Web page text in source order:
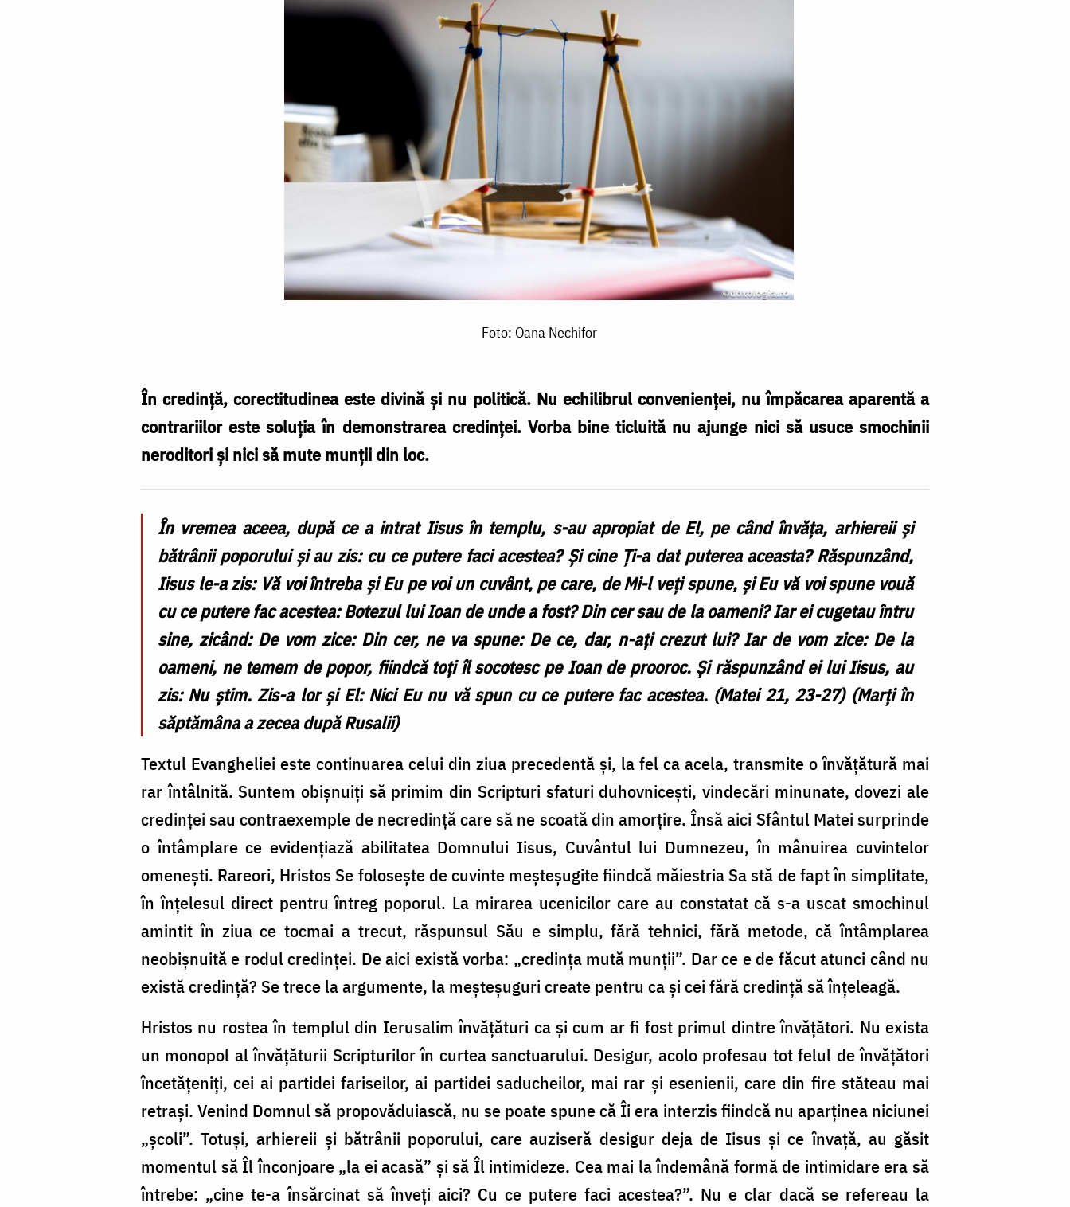
Foto: Oana Nechifor
În credință, corectitudinea este divină și nu politică. Nu echilibrul convenienței, nu împăcarea aparentă a
contrariilor este soluția în demonstrarea credinței. Vorba bine ticluită nu ajunge nici să usuce smochinii
neroditori și nici să mute munții din loc.
În vremea aceea, după ce a intrat Iisus în templu, s-au apropiat de El, pe când învăţa, arhiereii şi
bătrânii poporului şi au zis: cu ce putere faci acestea? Şi cine Ţi-a dat puterea aceasta? Răspunzând,
Iisus le-a zis: Vă voi întreba şi Eu pe voi un cuvânt, pe care, de Mi-l veţi spune, şi Eu vă voi spune vouă
cu ce putere fac acestea: Botezul lui Ioan de unde a fost? Din cer sau de la oameni? Iar ei cugetau întru
sine, zicând: De vom zice: Din cer, ne va spune: De ce, dar, n-aţi crezut lui? Iar de vom zice: De la
oameni, ne temem de popor, fiindcă toţi îl socotesc pe Ioan de prooroc. Şi răspunzând ei lui Iisus, au
zis: Nu ştim. Zis-a lor şi El: Nici Eu nu vă spun cu ce putere fac acestea. (Matei 21, 23-27) (Marți în
săptămâna a zecea după Rusalii)
Textul Evangheliei este continuarea celui din ziua precedentă și, la fel ca acela, transmite o învățătură mai
rar întâlnită. Suntem obișnuiți să primim din Scripturi sfaturi duhovnicești, vindecări minunate, dovezi ale
credinței sau contraexemple de necredință care să ne scoată din amorțire. Însă aici Sfântul Matei surprinde
o întâmplare ce evidențiază abilitatea Domnului Iisus, Cuvântul lui Dumnezeu, în mânuirea cuvintelor
omenești. Rareori, Hristos Se folosește de cuvinte meșteșugite fiindcă măiestria Sa stă de fapt în simplitate,
în înțelesul direct pentru întreg poporul. La mirarea ucenicilor care au constatat că s-a uscat smochinul
amintit în ziua ce tocmai a trecut, răspunsul Său e simplu, fără tehnici, fără metode, că întâmplarea
neobișnuită e rodul credinței. De aici există vorba: „credința mută munții”. Dar ce e de făcut atunci când nu
există credință? Se trece la argumente, la meșteșuguri create pentru ca și cei fără credință să înțeleagă.
Hristos nu rostea în templul din Ierusalim învățături ca și cum ar fi fost primul dintre învățători. Nu exista
un monopol al învățăturii Scripturilor în curtea sanctuarului. Desigur, acolo profesau tot felul de învățători
încetățeniți, cei ai partidei fariseilor, ai partidei saducheilor, mai rar și esenienii, care din fire stăteau mai
retrași. Venind Domnul să propovăduiască, nu se poate spune că Îi era interzis fiindcă nu aparținea niciunei
„școli”. Totuși, arhiereii și bătrânii poporului, care auziseră desigur deja de Iisus și ce învață, au găsit
momentul să Îl înconjoare „la ei acasă” și să Îl intimideze. Cea mai la îndemână formă de intimidare era să
întrebe: „cine te-a însărcinat să înveți aici? Cu ce putere faci acestea?”. Nu e clar dacă se refereau la